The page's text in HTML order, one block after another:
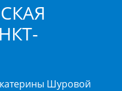
Шуровой